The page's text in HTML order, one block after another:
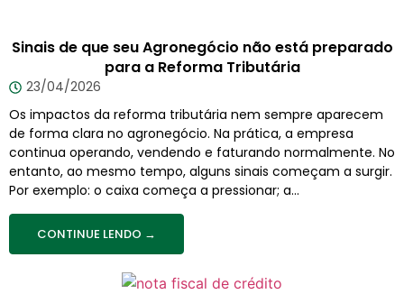
Sinais de que seu Agronegócio não está preparado
para a Reforma Tributária
23/04/2026
Os impactos da reforma tributária nem sempre aparecem
de forma clara no agronegócio. Na prática, a empresa
continua operando, vendendo e faturando normalmente. No
entanto, ao mesmo tempo, alguns sinais começam a surgir.
Por exemplo: o caixa começa a pressionar; a...
CONTINUE LENDO →